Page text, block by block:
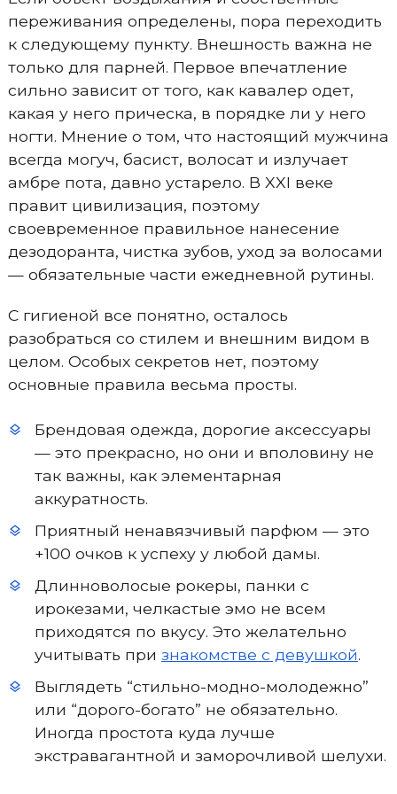
переживания определены, пора переходить
к следующему пункту. Внешность важна не
только для парней. Первое впечатление
сильно зависит от того, как кавалер одет,
какая у него прическа, в порядке ли у него
ногти. Мнение о том, что настоящий мужчина
всегда могуч, басист, волосат и излучает
амбре пота, давно устарело. В XXI веке
правит цивилизация, поэтому
своевременное правильное нанесение
дезодоранта, чистка зубов, уход за волосами
— обязательные части ежедневной рутины.
С гигиеной все понятно, осталось
разобраться со стилем и внешним видом в
целом. Особых секретов нет, поэтому
основные правила весьма просты.
Брендовая одежда, дорогие аксессуары
— это прекрасно, но они и вполовину не
так важны, как элементарная
аккуратность.
Приятный ненавязчивый парфюм — это
+100 очков к успеху у любой дамы.
Длинноволосые рокеры, панки с
ирокезами, челкастые эмо не всем
приходятся по вкусу. Это желательно
учитывать при знакомстве с девушкой.
Выглядеть “стильно-модно-молодежно”
или “дорого-богато” не обязательно.
Иногда простота куда лучше
экстравагантной и заморочливой шелухи.